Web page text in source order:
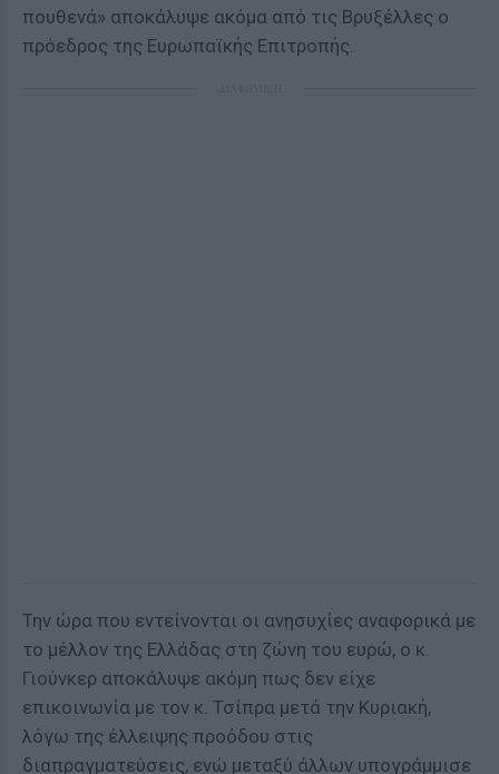
πουθενά» αποκάλυψε ακόμα από τις Βρυξέλλες ο
πρόεδρος της Ευρωπαϊκής Επιτροπής.
Την ώρα που εντείνονται οι ανησυχίες αναφορικά με
το μέλλον της Ελλάδας στη ζώνη του ευρώ, ο κ.
Γιούνκερ αποκάλυψε ακόμη πως δεν είχε
επικοινωνία με τον κ. Τσίπρα μετά την Κυριακή,
λόγω της έλλειψης προόδου στις
διαπραγματεύσεις, ενώ μεταξύ άλλων υπογράμμισε